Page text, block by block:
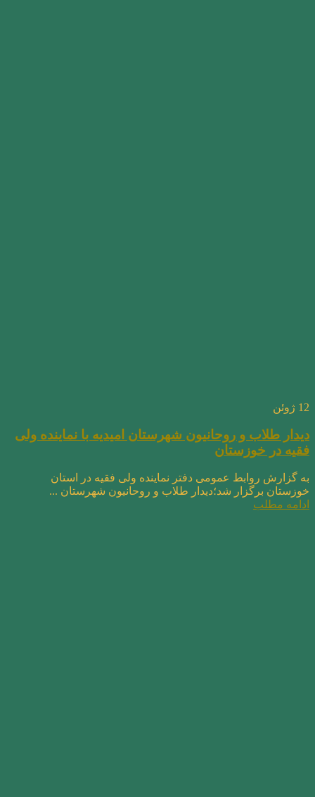
12 ژوئن
دیدار طلاب و روحانیون شهرستان امیدیه با نماینده ولی
فقیه در خوزستان
به گزارش روابط عمومی دفتر نماینده ولی فقیه در استان
خوزستان برگزار شد؛دیدار طلاب و روحانیون شهرستان ...
ادامه مطلب